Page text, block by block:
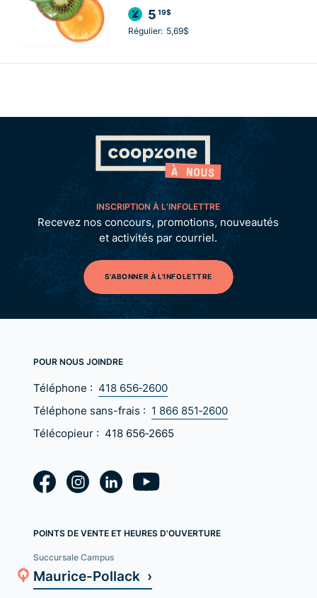
5 19$
Régulier: 5,69$
INSCRIPTION À L’INFOLETTRE
Recevez nos concours, promotions, nouveautés
et activités par courriel.
S'ABONNER À L'INFOLETTRE
POUR NOUS JOINDRE
Téléphone : 418 656‑2600
Téléphone sans-frais : 1 866 851‑2600
Télécopieur : 418 656‑2665
POINTS DE VENTE ET HEURES D'OUVERTURE
Succursale Campus
Maurice-Pollack ›